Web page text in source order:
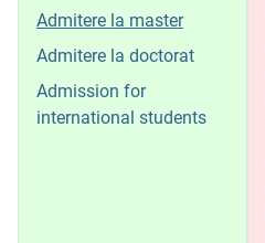
Admitere la master
Admitere la doctorat
Admission for
international students